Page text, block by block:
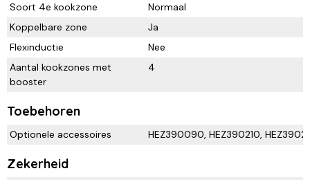
Soort 4e kookzone
Normaal
Koppelbare zone
Ja
Flexinductie
Nee
Aantal kookzones met
booster
4
Toebehoren
Optionele accessoires HEZ390090, HEZ390210,
Zekerheid